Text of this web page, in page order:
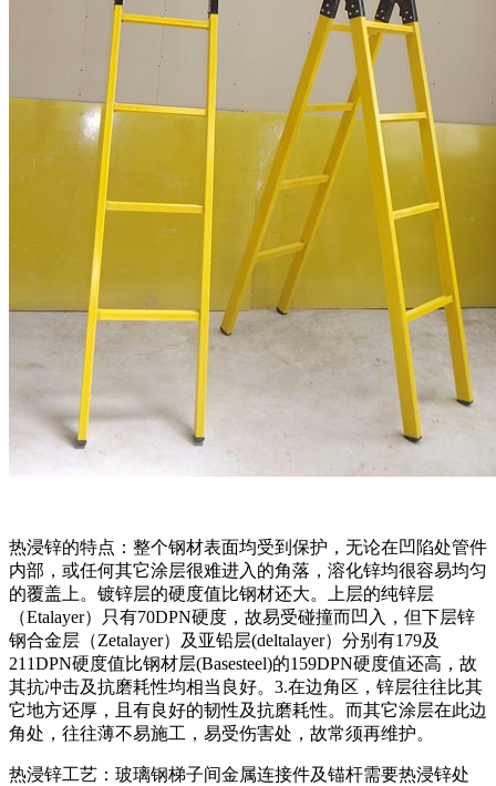
热浸锌的特点：整个钢材表面均受到保护，无论在凹陷处管件
内部，或任何其它涂层很难进入的角落，溶化锌均很容易均匀
的覆盖上。镀锌层的硬度值比钢材还大。上层的纯锌层
（Etalayer）只有70DPN硬度，故易受碰撞而凹入，但下层锌
钢合金层（Zetalayer）及亚铅层(deltalayer）分别有179及
211DPN硬度值比钢材层(Basesteel)的159DPN硬度值还高，故
其抗冲击及抗磨耗性均相当良好。3.在边角区，锌层往往比其
它地方还厚，且有良好的韧性及抗磨耗性。而其它涂层在此边
角处，往往薄不易施工，易受伤害处，故常须再维护。
热浸锌工艺：玻璃钢梯子间金属连接件及锚杆需要热浸锌处